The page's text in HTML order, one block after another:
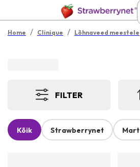
Home / Clinique / Lõhnaveed meestele
FILTER
Kõik Strawberrynet Mart